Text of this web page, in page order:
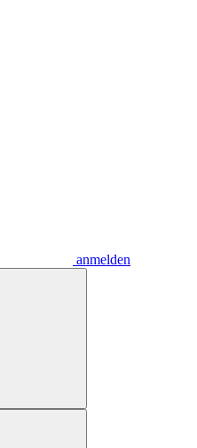
anmelden